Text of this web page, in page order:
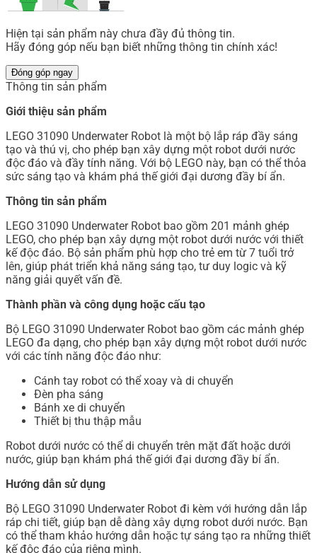
Hiện tại sản phẩm này chưa đầy đủ thông tin.
Hãy đóng góp nếu bạn biết những thông tin chính xác!
Đóng góp ngay
Thông tin sản phẩm
Giới thiệu sản phẩm
LEGO 31090 Underwater Robot là một bộ lắp ráp đầy sáng
tạo và thú vị, cho phép bạn xây dựng một robot dưới nước
độc đáo và đầy tính năng. Với bộ LEGO này, bạn có thể thỏa
sức sáng tạo và khám phá thế giới đại dương đầy bí ẩn.
Thông tin sản phẩm
LEGO 31090 Underwater Robot bao gồm 201 mảnh ghép
LEGO, cho phép bạn xây dựng một robot dưới nước với thiết
kế độc đáo. Bộ sản phẩm phù hợp cho trẻ em từ 7 tuổi trở
lên, giúp phát triển khả năng sáng tạo, tư duy logic và kỹ
năng giải quyết vấn đề.
Thành phần và công dụng hoặc cấu tạo
Bộ LEGO 31090 Underwater Robot bao gồm các mảnh ghép
LEGO đa dạng, cho phép bạn xây dựng một robot dưới nước
với các tính năng độc đáo như:
Cánh tay robot có thể xoay và di chuyển
Đèn pha sáng
Bánh xe di chuyển
Thiết bị thu thập mẫu
Robot dưới nước có thể di chuyển trên mặt đất hoặc dưới
nước, giúp bạn khám phá thế giới đại dương đầy bí ẩn.
Hướng dẫn sử dụng
Bộ LEGO 31090 Underwater Robot đi kèm với hướng dẫn lắp
ráp chi tiết, giúp bạn dễ dàng xây dựng robot dưới nước. Bạn
có thể tham khảo hướng dẫn hoặc tự sáng tạo ra những thiết
kế độc đáo của riêng mình.